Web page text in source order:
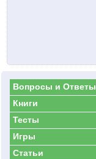
Вопросы и Ответы
Книги
Тесты
Игры
Статьи